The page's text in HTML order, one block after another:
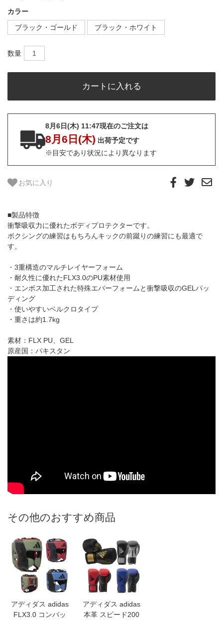
カラー
ブラック・ゴールド
ブラック・ホワイト
数量
8月6日(木) 11:47現在のご注文は
8月6日(木) 出荷予定です
※目安であり状況により異なります
お気に入り
■製品特徴
衝撃吸収力に優れたボディプロテクターです。
ボクシングの練習はもちろんキックの前蹴りの練習にも最適で
す。
・3重構造のマルチレイヤーフォーム
・耐久性に優れたFLX3.0のPU素材使用
・エンボス加工された特殊エバーフォームと衝撃吸収のGELパッ
ディング
・使いやすいベルクロタイプ
・重さは約1.7kg
素材：FLX PU、GEL
原産国：パキスタン
その他のおすすめ商品
アディダス adidas
FLX3.0 コンバッ
アディダス adidas
本革 スピード200